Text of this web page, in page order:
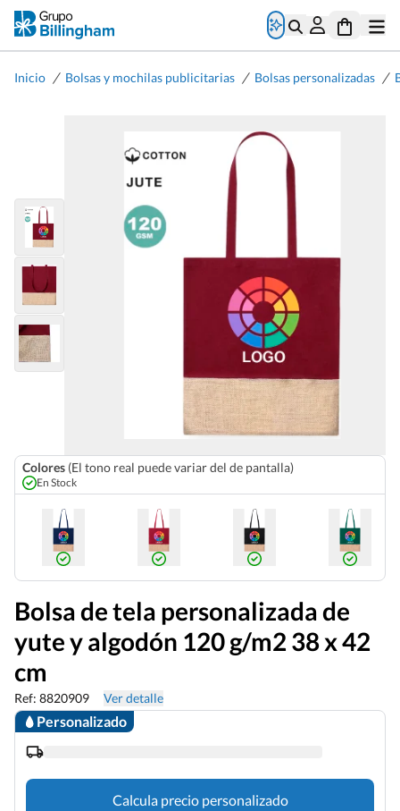
Inicio / Bolsas y mochilas publicitarias / Bolsas personalizadas /
Colores (El tono real puede variar del de pantalla)
En Stock
Bolsa de tela personalizada de
yute y algodón 120 g/m2 38 x 42
cm
Ref: 8820909 Ver detalle
Personalizado
Calcula precio personalizado